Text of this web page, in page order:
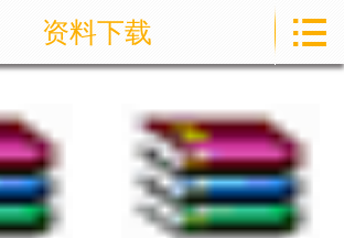
产品展示
视频展示
资料下载 